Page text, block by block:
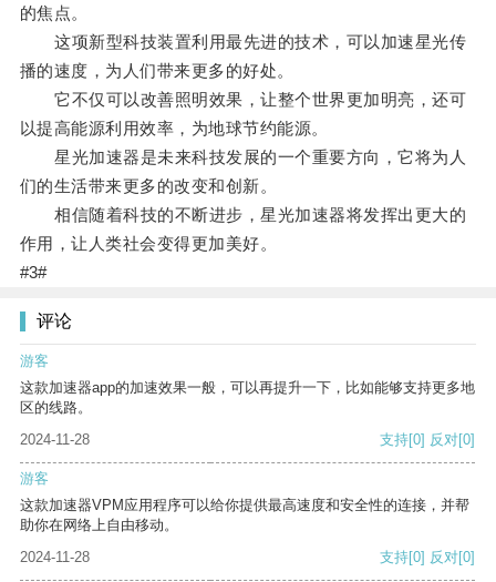
的焦点。
这项新型科技装置利用最先进的技术，可以加速星光传
播的速度，为人们带来更多的好处。
它不仅可以改善照明效果，让整个世界更加明亮，还可
以提高能源利用效率，为地球节约能源。
星光加速器是未来科技发展的一个重要方向，它将为人
们的生活带来更多的改变和创新。
相信随着科技的不断进步，星光加速器将发挥出更大的
作用，让人类社会变得更加美好。
#3#
评论
游客
这款加速器app的加速效果一般，可以再提升一下，比如能够支持更多地
区的线路。
2024-11-28
支持[0] 反对[0]
游客
这款加速器VPM应用程序可以给你提供最高速度和安全性的连接，并帮
助你在网络上自由移动。
2024-11-28
支持[0] 反对[0]